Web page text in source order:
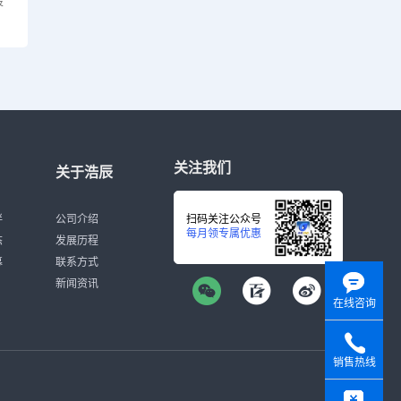
关于浩辰
公司介绍
发展历程
联系方式
新闻资讯
关注我们
扫码关注公众号
每月领专属优惠
在线咨询
销售热线